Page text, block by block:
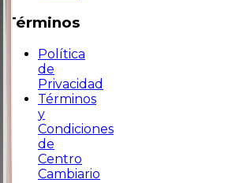
Términos
Política
de
Privacidad
Términos
y
Condiciones
de
Centro
Cambiario